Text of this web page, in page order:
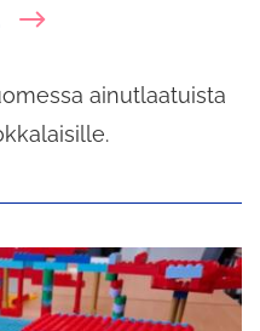
ainutlaatuista